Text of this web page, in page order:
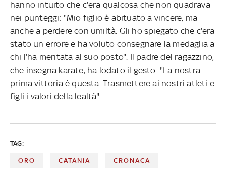
hanno intuito che c'era qualcosa che non quadrava
nei punteggi: "Mio figlio è abituato a vincere, ma
anche a perdere con umiltà. Gli ho spiegato che c'era
stato un errore e ha voluto consegnare la medaglia a
chi l'ha meritata al suo posto". Il padre del ragazzino,
che insegna karate, ha lodato il gesto: "La nostra
prima vittoria è questa. Trasmettere ai nostri atleti e
figli i valori della lealtà".
TAG:
ORO CATANIA CRONACA